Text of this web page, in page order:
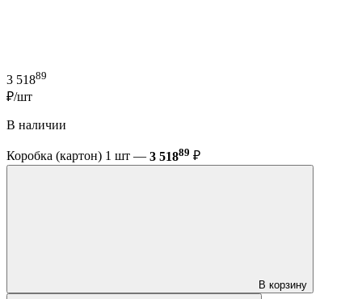
3 51889
₽/шт
В наличии
Коробка (картон) 1 шт — 3 51889 ₽
В корзину